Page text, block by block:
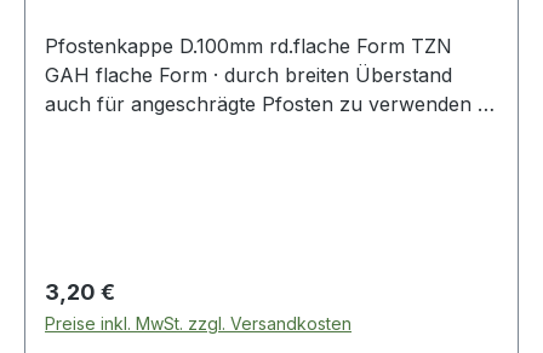
Pfostenkappe D.100mm rd.flache Form TZN
GAH flache Form · durch breiten Überstand
auch für angeschrägte Pfosten zu verwenden ·
Regulärer Preis:
3,20 €
Preise inkl. MwSt. zzgl. Versandkosten